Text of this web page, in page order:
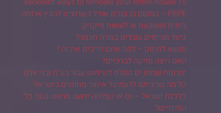
PEPE – המקום בו קונים אוכל כשרוצים להכין ארוחה
ביתית מושקעת או לעשות פיקניק
כיצד מגייסים עובדים בצורה חכמה?
מנשא לתינוק – למה אתם חייבים את זה ?
האם ריצה מזיקה לברכיים?
יתרונות שמפו ים המלח לשימוש עבור בע"ח ובני אדם
כל מה שרציתם לדעת על איתור מחוננים בישראל
כלכלת ישראל – נס או הצלחה ידועה מראש כנגד כל
הסיכויים?